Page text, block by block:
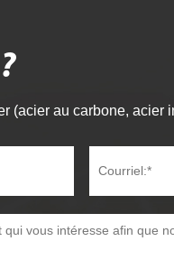
(acier au carbone,